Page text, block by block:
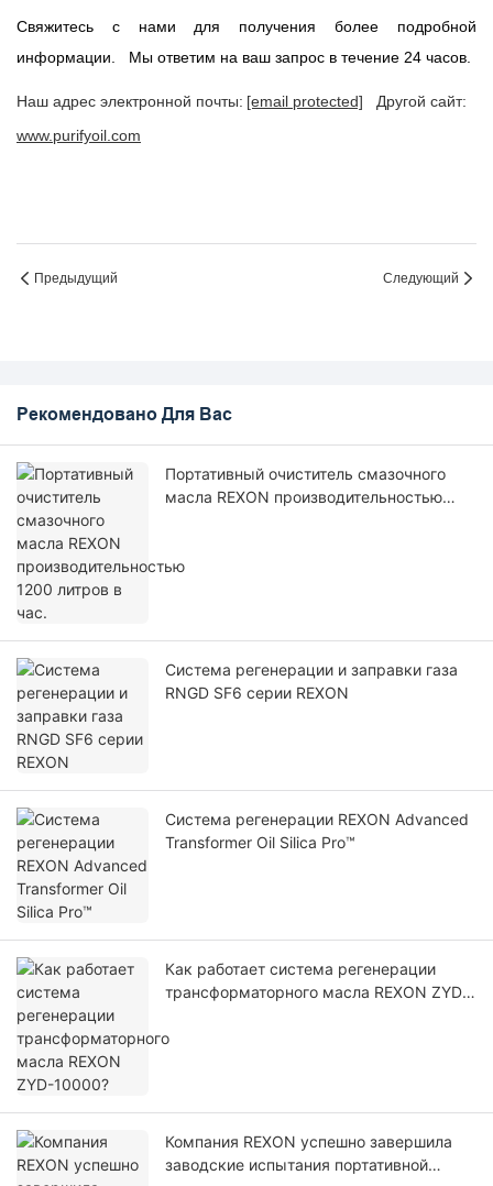
Свяжитесь с нами для получения более подробной
информации.
Мы ответим на ваш запрос в течение 24 часов.
Наш адрес электронной почты: [email protected]
Другой сайт:
www.purifyoil.com
Предыдущий Следующий
Рекомендовано Для Вас
Портативный очиститель смазочного
масла REXON производительностью
Система регенерации и заправки газа
RNGD SF6 серии REXON
Система регенерации REXON Advanced
Transformer Oil Silica Pro™
Как работает система регенерации
трансформаторного масла REXON ZYD-
Компания REXON успешно завершила
заводские испытания портативной